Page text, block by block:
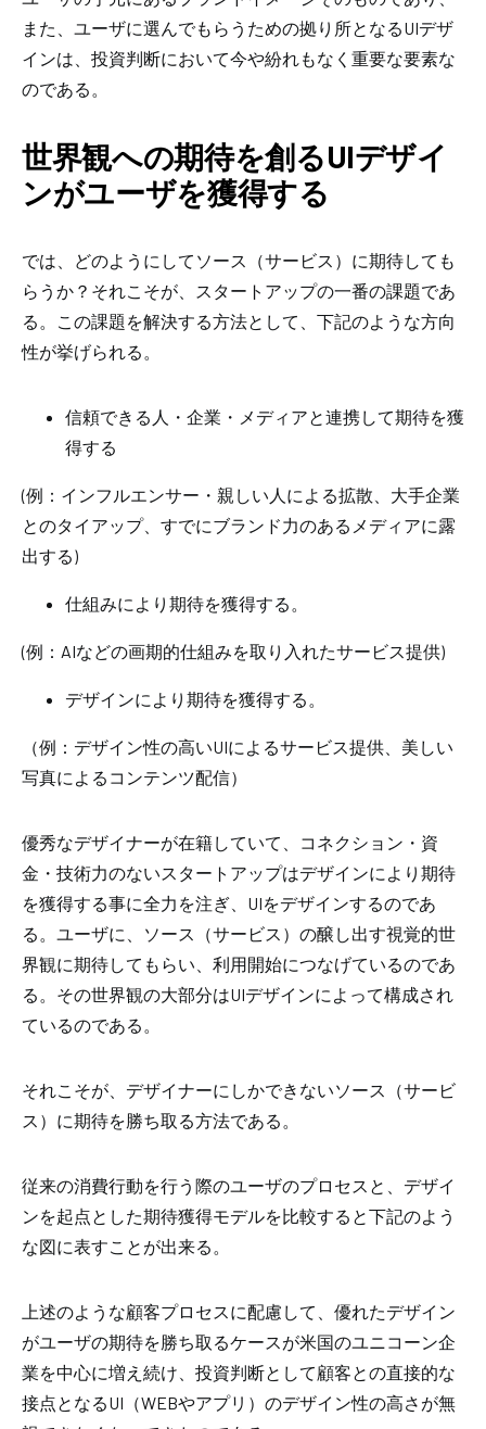
また、ユーザに選んでもらうための拠り所となるUIデザ
インは、投資判断において今や紛れもなく重要な要素な
のである。
世界観への期待を創るUIデザイ
ンがユーザを獲得する
では、どのようにしてソース（サービス）に期待しても
らうか？それこそが、スタートアップの一番の課題であ
る。この課題を解決する方法として、下記のような方向
性が挙げられる。
信頼できる人・企業・メディアと連携して期待を獲
得する
(例：インフルエンサー・親しい人による拡散、大手企業
とのタイアップ、すでにブランド力のあるメディアに露
出する)
仕組みにより期待を獲得する。
(例： AIなどの画期的仕組みを取り入れたサービス提供)
デザインにより期待を獲得する。
（例：デザイン性の高いUIによるサービス提供、美しい
写真によるコンテンツ配信）
優秀なデザイナーが在籍していて、コネクション・資
金・技術力のないスタートアップはデザインにより期待
を獲得する事に全力を注ぎ、 UIをデザインするのであ
る。ユーザに、ソース（サービス）の醸し出す視覚的世
界観に期待してもらい、利用開始につなげているのであ
る。その世界観の大部分はUIデザインによって構成され
ているのである。
それこそが、デザイナーにしかできないソース（サービ
ス）に期待を勝ち取る方法である。
従来の消費行動を行う際のユーザのプロセスと、デザイ
ンを起点とした期待獲得モデルを比較すると下記のよう
な図に表すことが出来る。
上述のような顧客プロセスに配慮して、優れたデザイン
がユーザの期待を勝ち取るケースが米国のユニコーン企
業を中心に増え続け、投資判断として顧客との直接的な
接点となるUI （WEBやアプリ）のデザイン性の高さが無